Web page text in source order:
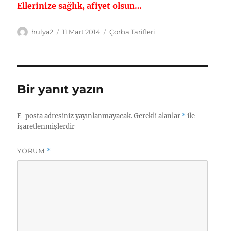
Ellerinize sağlık, afiyet olsun…
Yazar
hulya2
Yayın
11 Mart 2014 Kategoriler
Çorba Tarifleri
Bir yanıt yazın
E-posta adresiniz yayınlanmayacak. Gerekli alanlar *ile
işaretlenmişlerdir
YORUM *